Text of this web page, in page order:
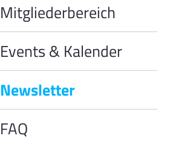
Mitgliederbereich
Events & Kalender
Newsletter
FAQ